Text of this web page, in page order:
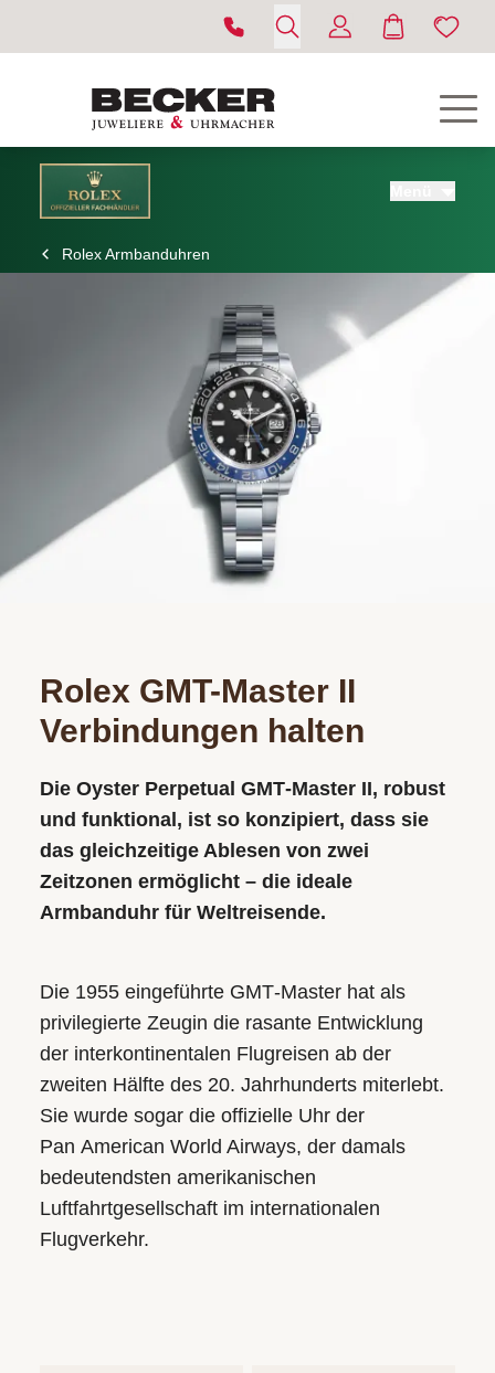
ROLEX
UHREN
Rolex Armbanduhren
Rolex GMT-Master II
Verbindungen halten
Die Oyster Perpetual GMT‑Master II, robust
und funktional, ist so konzipiert, dass sie
das gleichzeitige Ablesen von zwei
Zeitzonen ermöglicht – die ideale
Armbanduhr für Weltreisende.
Die 1955 eingeführte GMT‑Master hat als
privilegierte Zeugin die rasante Entwicklung
der interkontinentalen Flugreisen ab der
zweiten Hälfte des 20. Jahrhunderts miterlebt.
Sie wurde sogar die offizielle Uhr der
Pan American World Airways, der damals
bedeutendsten amerikanischen
Luftfahrtgesellschaft im internationalen
Flugverkehr.